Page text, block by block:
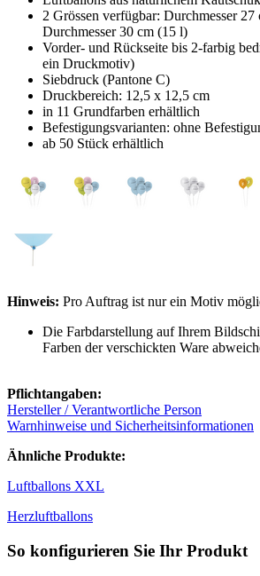
2 Grössen verfügbar: Durchmesser
Durchmesser 30 cm (15 l)
Vorder- und Rückseite bis 2-farbig
ein Druckmotiv)
Siebdruck (Pantone C)
Druckbereich: 12,5 x 12,5 cm
in 11 Grundfarben erhältlich
Befestigungsvarianten: ohne
ab 50 Stück erhältlich
Hinweis: Pro Auftrag ist nur ein Motiv
Die Farbdarstellung auf Ihrem
Farben der verschickten Ware
Pflichtangaben:
Hersteller / Verantwortliche Person
Warnhinweise und Sicherheitsinformationen
Ähnliche Produkte:
Luftballons XXL
Herzluftballons
So konfigurieren Sie Ihr Produkt